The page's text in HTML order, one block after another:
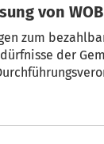
von
zum
der